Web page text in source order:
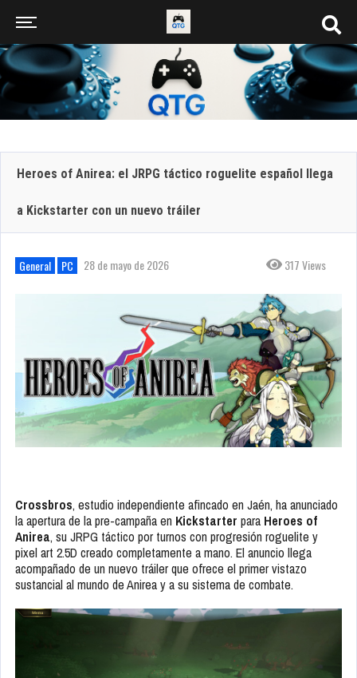
Heroes of Anirea: el JRPG táctico roguelite español llega
a Kickstarter con un nuevo tráiler
General PC 28 de mayo de 2026 317 Views
Crossbros, estudio independiente afincado en Jaén, ha anunciado
la apertura de la pre-campaña en Kickstarter para Heroes of
Anirea, su JRPG táctico por turnos con progresión roguelite y
pixel art 2.5D creado completamente a mano. El anuncio llega
acompañado de un nuevo tráiler que ofrece el primer vistazo
sustancial al mundo de Anirea y a su sistema de combate.